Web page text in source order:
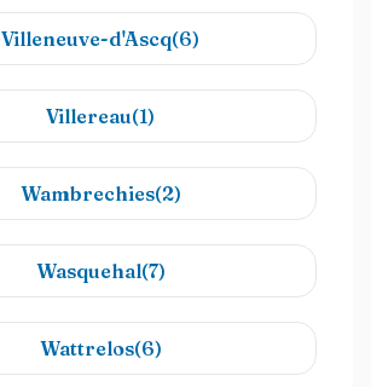
Villeneuve-d'Ascq(6)
Villereau(1)
Wambrechies(2)
Wasquehal(7)
Wattrelos(6)